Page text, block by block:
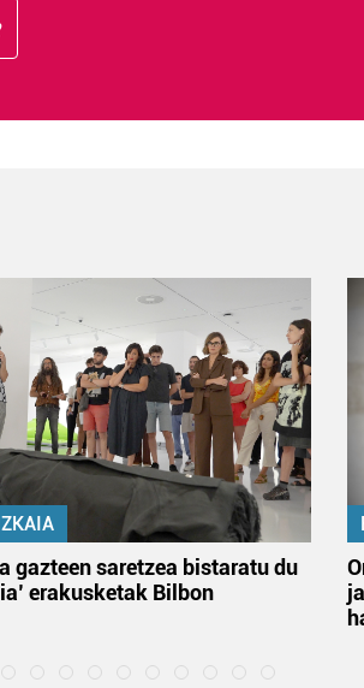
gazteen saretzea bistaratu du
erakusketak Bilbon